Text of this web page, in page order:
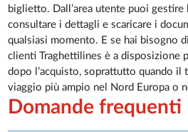
biglietto. Dall’area utente puoi gestire
consultare i dettagli e scaricare i
qualsiasi momento. E se hai bisogno
clienti Traghettilines è a disposizione
dopo l’acquisto, soprattutto quando il
viaggio più ampio nel Nord Europa o
Domande frequenti